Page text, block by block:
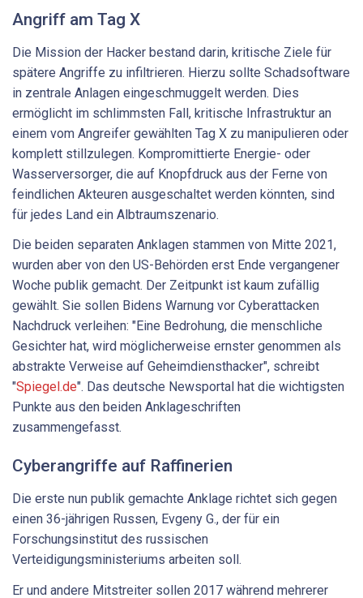
Angriff am Tag X
Die Mission der Hacker bestand darin, kritische Ziele für
spätere Angriffe zu infiltrieren. Hierzu sollte Schadsoftware
in zentrale Anlagen eingeschmuggelt werden. Dies
ermöglicht im schlimmsten Fall, kritische Infrastruktur an
einem vom Angreifer gewählten Tag X zu manipulieren oder
komplett stillzulegen. Kompromittierte Energie- oder
Wasserversorger, die auf Knopfdruck aus der Ferne von
feindlichen Akteuren ausgeschaltet werden könnten, sind
für jedes Land ein Albtraumszenario.
Die beiden separaten Anklagen stammen von Mitte 2021,
wurden aber von den US-Behörden erst Ende vergangener
Woche publik gemacht. Der Zeitpunkt ist kaum zufällig
gewählt. Sie sollen Bidens Warnung vor Cyberattacken
Nachdruck verleihen: "Eine Bedrohung, die menschliche
Gesichter hat, wird möglicherweise ernster genommen als
abstrakte Verweise auf Geheimdiensthacker", schreibt
"Spiegel.de". Das deutsche Newsportal hat die wichtigsten
Punkte aus den beiden Anklageschriften
zusammengefasst.
Cyberangriffe auf Raffinerien
Die erste nun publik gemachte Anklage richtet sich gegen
einen 36-jährigen Russen, Evgeny G., der für ein
Forschungsinstitut des russischen
Verteidigungsministeriums arbeiten soll.
Er und andere Mitstreiter sollen 2017 während mehrerer